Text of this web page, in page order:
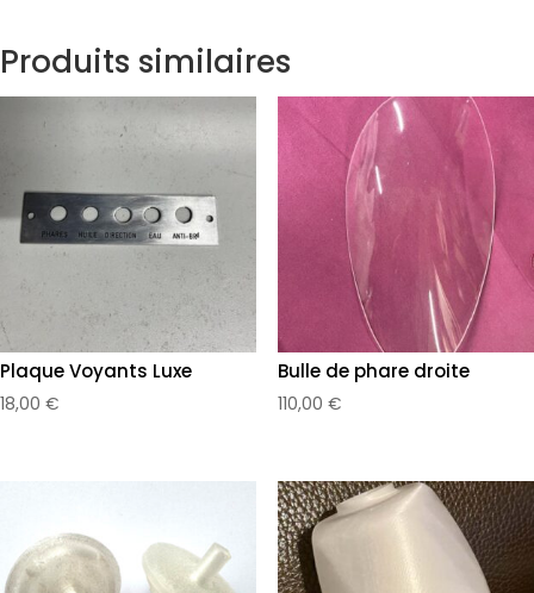
Produits similaires
Plaque Voyants Luxe
18,00 €
Bulle de phare droite
110,00 €